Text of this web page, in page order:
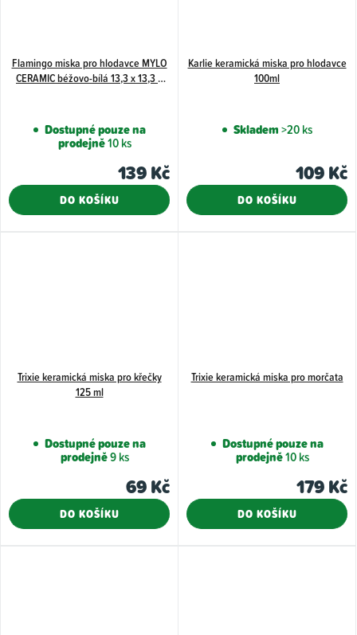
Flamingo miska pro hlodavce MYLO
CERAMIC béžovo-bílá 13,3 x 13,3 x
Dostupné pouze na
prodejně10 ks
139 Kč
DO KOŠÍKU
Karlie keramická miska pro hlodavce
100ml
Skladem>20 ks
109 Kč
DO KOŠÍKU
Trixie keramická miska pro křečky
125 ml
Dostupné pouze na
prodejně9 ks
69 Kč
DO KOŠÍKU
Trixie keramická miska pro morčata
Dostupné pouze na
prodejně10 ks
179 Kč
DO KOŠÍKU